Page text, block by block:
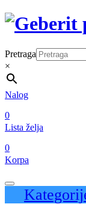
Pretraga
×
Nalog
0
Lista želja
0
Korpa